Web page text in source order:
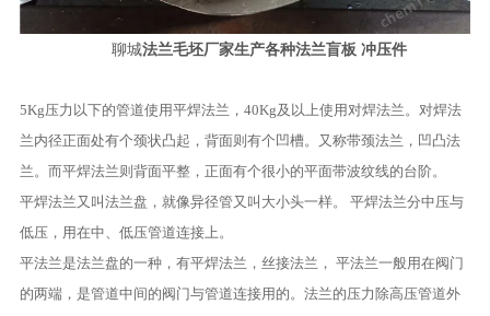
聊城法兰毛坯厂家生产各种法兰盲板 冲压件
5Kg压力以下的管道使用平焊法兰，40Kg及以上使用对焊法兰。对焊法
兰内径正面处有个颈状凸起，背面则有个凹槽。又称带颈法兰，凹凸法
兰。而平焊法兰则背面平整，正面有个很小的平面带波纹线的台阶。
平焊法兰又叫法兰盘，就像异径管又叫大小头一样。 平焊法兰分中压与
低压，用在中、低压管道连接上。
平法兰是法兰盘的一种，有平焊法兰，丝接法兰， 平法兰一般用在阀门
的两端，是管道中间的阀门与管道连接用的。法兰的压力除高压管道外